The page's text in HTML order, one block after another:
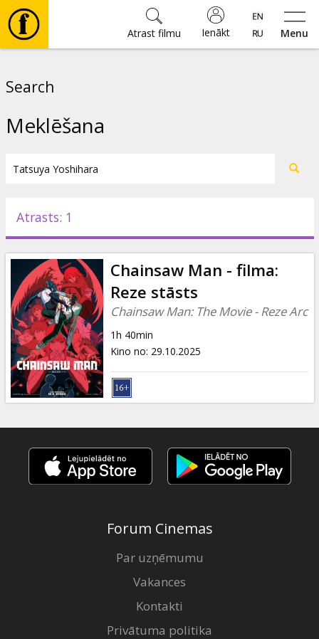
Menu
Ienākt
Atrast filmu
Pasākumi
Ziņas
Dāvanu
kartes
Uzkodas
B2B
Kino
Klubs
Search
Meklēšana
Atrasts: 1
Chainsaw Man - filma:
Reze stāsts
Chainsaw Man: The Movie - Reze Arc
1h 40min
Kino no: 29.10.2025
Forum Cinemas
Par uzņēmumu
Vakances
Kontakti
Privātuma politika